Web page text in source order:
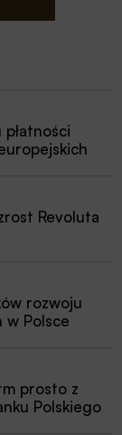
Revoluta
rozwoju
w Polsce
prosto z
Polskiego